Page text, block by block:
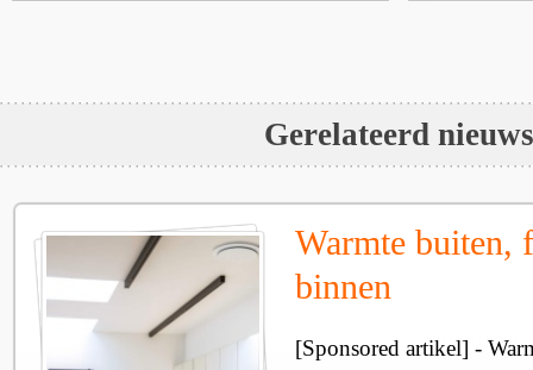
Gerelateerd nieuws
Warmte buiten,
binnen
[Sponsored artikel] -